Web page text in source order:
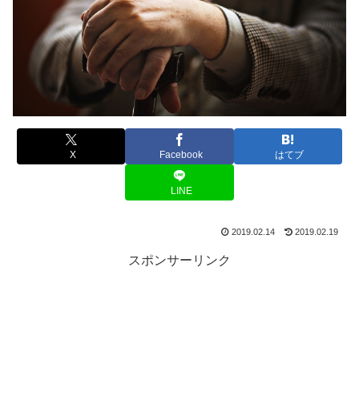
X Facebook はてブ
LINE
2019.02.14 2019.02.19
スポンサーリンク